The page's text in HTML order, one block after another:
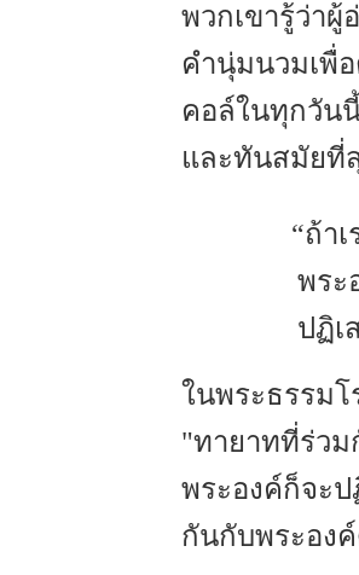
พวกเขารู้ว่า
คำนุ่มนวมเพื่
คอล์ในทุกวัน
และทันสมัยที่
“ถ้า
พระ
ปฏิเ
ในพระธรรมโ
"ทายาทที่ร่วม
พระองค์ก็จะป
กันกับพระองค์